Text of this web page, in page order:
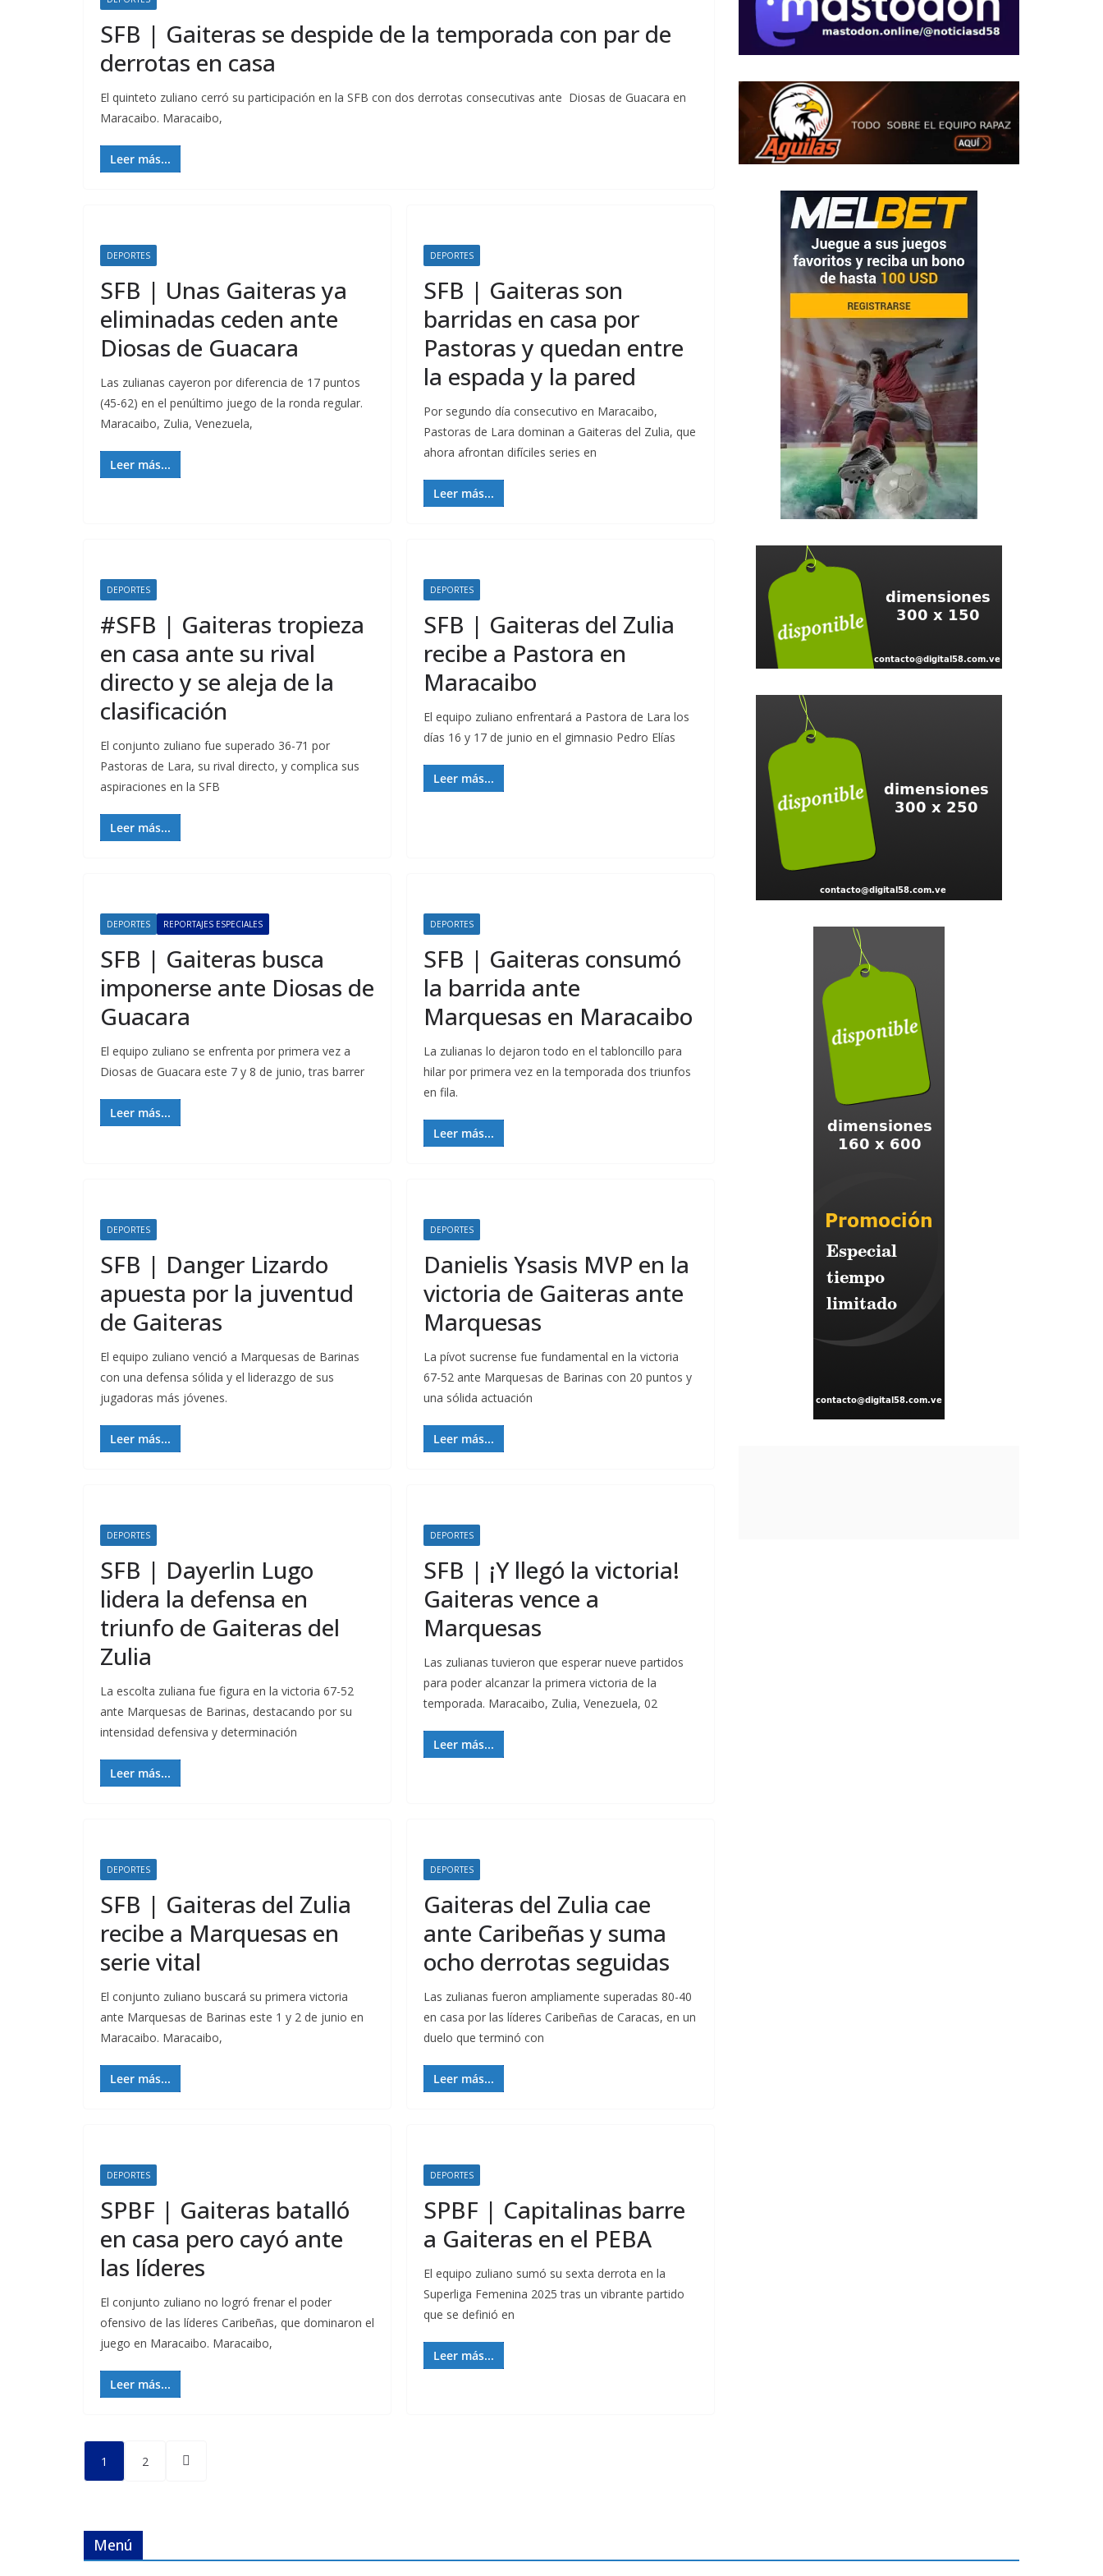
SFB | Gaiteras se despide de la temporada con par de
derrotas en casa
El quinteto zuliano cerró su participación en la SFB con dos derrotas consecutivas ante Diosas de Guacara en
Maracaibo. Maracaibo,
Leer más...
DEPORTES
SFB | Unas Gaiteras ya
eliminadas ceden ante
Diosas de Guacara
Las zulianas cayeron por diferencia de 17 puntos
(45-62) en el penúltimo juego de la ronda regular.
Maracaibo, Zulia, Venezuela,
Leer más...
DEPORTES
SFB | Gaiteras son
barridas en casa por
Pastoras y quedan entre
la espada y la pared
Por segundo día consecutivo en Maracaibo,
Pastoras de Lara dominan a Gaiteras del Zulia, que
ahora afrontan difíciles series en
Leer más...
DEPORTES
#SFB | Gaiteras tropieza
en casa ante su rival
directo y se aleja de la
clasificación
El conjunto zuliano fue superado 36-71 por
Pastoras de Lara, su rival directo, y complica sus
aspiraciones en la SFB
Leer más...
DEPORTES
SFB | Gaiteras del Zulia
recibe a Pastora en
Maracaibo
El equipo zuliano enfrentará a Pastora de Lara los
días 16 y 17 de junio en el gimnasio Pedro Elías
Leer más...
DEPORTES REPORTAJES ESPECIALES
SFB | Gaiteras busca
imponerse ante Diosas de
Guacara
El equipo zuliano se enfrenta por primera vez a
Diosas de Guacara este 7 y 8 de junio, tras barrer
Leer más...
DEPORTES
SFB | Gaiteras consumó
la barrida ante
Marquesas en Maracaibo
La zulianas lo dejaron todo en el tabloncillo para
hilar por primera vez en la temporada dos triunfos
en fila.
Leer más...
DEPORTES
SFB | Danger Lizardo
apuesta por la juventud
de Gaiteras
El equipo zuliano venció a Marquesas de Barinas
con una defensa sólida y el liderazgo de sus
jugadoras más jóvenes.
Leer más...
DEPORTES
Danielis Ysasis MVP en la
victoria de Gaiteras ante
Marquesas
La pívot sucrense fue fundamental en la victoria
67-52 ante Marquesas de Barinas con 20 puntos y
una sólida actuación
Leer más...
DEPORTES
SFB | Dayerlin Lugo
lidera la defensa en
triunfo de Gaiteras del
Zulia
La escolta zuliana fue figura en la victoria 67-52
ante Marquesas de Barinas, destacando por su
intensidad defensiva y determinación
Leer más...
DEPORTES
SFB | ¡Y llegó la victoria!
Gaiteras vence a
Marquesas
Las zulianas tuvieron que esperar nueve partidos
para poder alcanzar la primera victoria de la
temporada. Maracaibo, Zulia, Venezuela, 02
Leer más...
DEPORTES
SFB | Gaiteras del Zulia
recibe a Marquesas en
serie vital
El conjunto zuliano buscará su primera victoria
ante Marquesas de Barinas este 1 y 2 de junio en
Maracaibo. Maracaibo,
Leer más...
DEPORTES
Gaiteras del Zulia cae
ante Caribeñas y suma
ocho derrotas seguidas
Las zulianas fueron ampliamente superadas 80-40
en casa por las líderes Caribeñas de Caracas, en un
duelo que terminó con
Leer más...
DEPORTES
SPBF | Gaiteras batalló
en casa pero cayó ante
las líderes
El conjunto zuliano no logró frenar el poder
ofensivo de las líderes Caribeñas, que dominaron el
juego en Maracaibo. Maracaibo,
Leer más...
DEPORTES
SPBF | Capitalinas barre
a Gaiteras en el PEBA
El equipo zuliano sumó su sexta derrota en la
Superliga Femenina 2025 tras un vibrante partido
que se definió en
Leer más...
Posts
pagination
1 2
Menú